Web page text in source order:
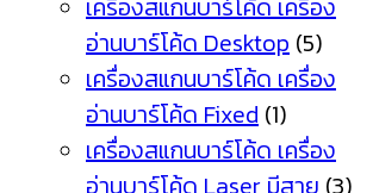
เครื่องสแกนบาร์โค้ด เครื่อง
อ่านบาร์โค้ด Desktop (5)
เครื่องสแกนบาร์โค้ด เครื่อง
อ่านบาร์โค้ด Fixed (1)
เครื่องสแกนบาร์โค้ด เครื่อง